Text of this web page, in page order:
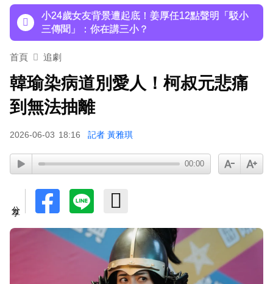
小24歲女友背景遭起底！姜厚任12點聲明「駁小
三傳聞」：你在講三小？
王子不倫粿粿判賠百萬！神隱9月「二度發聲」：
下載東森App，隨時掌握天下大小事！
物」反擊：不會被吹出去
首頁 追劇
韓瑜染病道別愛人！柯叔元悲痛
到無法抽離
2026-06-03 18:16 記者 黃雅琪
00:00